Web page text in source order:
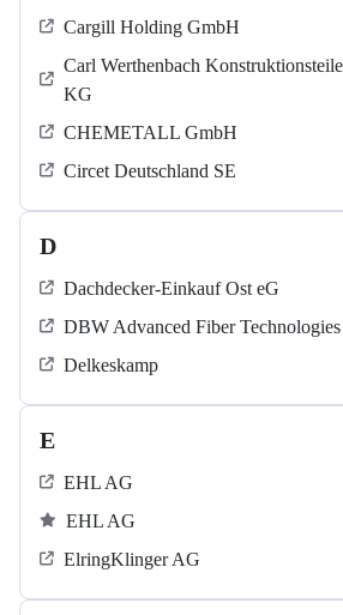
Cargill Holding GmbH
Carl Werthenbach
KG
CHEMETALL GmbH
Circet Deutschland SE
D
Dachdecker-Einkauf Ost eG
DBW Advanced Fiber
Delkeskamp
E
EHL AG
EHL AG
ElringKlinger AG